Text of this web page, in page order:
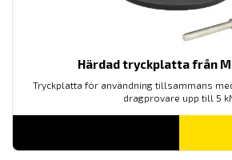
Härdad tryckplatta från
Tryckplatta för användning tillsammans
dragprovare upp till 5